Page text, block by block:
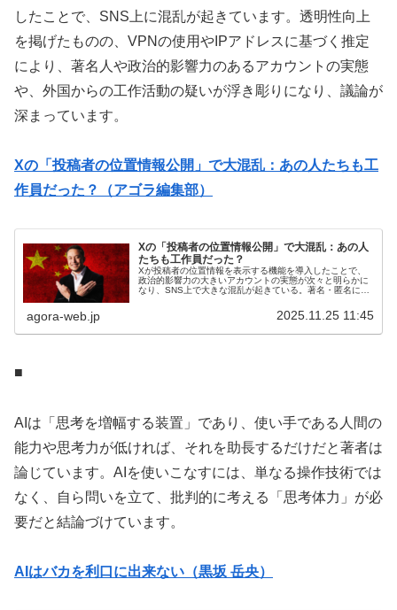
したことで、SNS上に混乱が起きています。透明性向上
を掲げたものの、VPNの使用やIPアドレスに基づく推定
により、著名人や政治的影響力のあるアカウントの実態
や、外国からの工作活動の疑いが浮き彫りになり、議論が
深まっています。
Xの「投稿者の位置情報公開」で大混乱：あの人たちも工
作員だった？（アゴラ編集部）
Xの「投稿者の位置情報公開」で大混乱：あの人
たちも工作員だった？
Xが投稿者の位置情報を表示する機能を導入したことで、
政治的影響力の大きいアカウントの実態が次々と明らかに
なり、SNS上で大きな混乱が起きている。著名・匿名にか
指摘が相次ぎ、情報戦の広がりが...
agora-web.jp 2025.11.25 11:45
■
AIは「思考を増幅する装置」であり、使い手である人間の
能力や思考力が低ければ、それを助長するだけだと著者は
論じています。AIを使いこなすには、単なる操作技術では
なく、自ら問いを立て、批判的に考える「思考体力」が必
要だと結論づけています。
AIはバカを利口に出来ない（黒坂 岳央）